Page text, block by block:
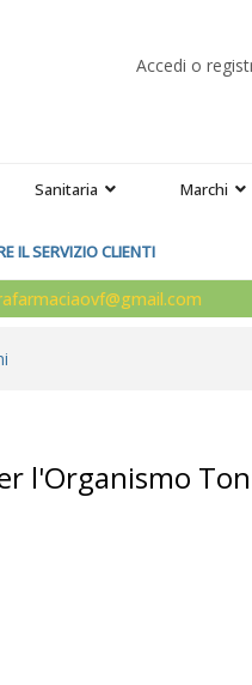
Accedi o
Sanitaria Marchi
IL SERVIZIO CLIENTI
l'Organismo